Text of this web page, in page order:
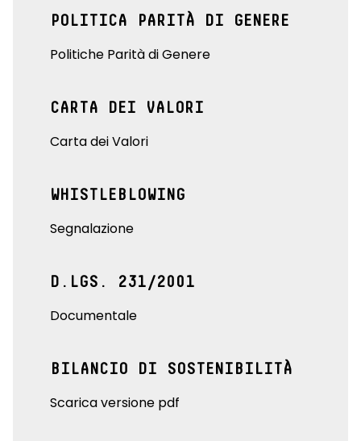
POLITICA PARITÀ DI GENERE
Politiche Parità di Genere
CARTA DEI VALORI
Carta dei Valori
WHISTLEBLOWING
Segnalazione
D.LGS. 231/2001
Documentale
BILANCIO DI SOSTENIBILITÀ
Scarica versione pdf